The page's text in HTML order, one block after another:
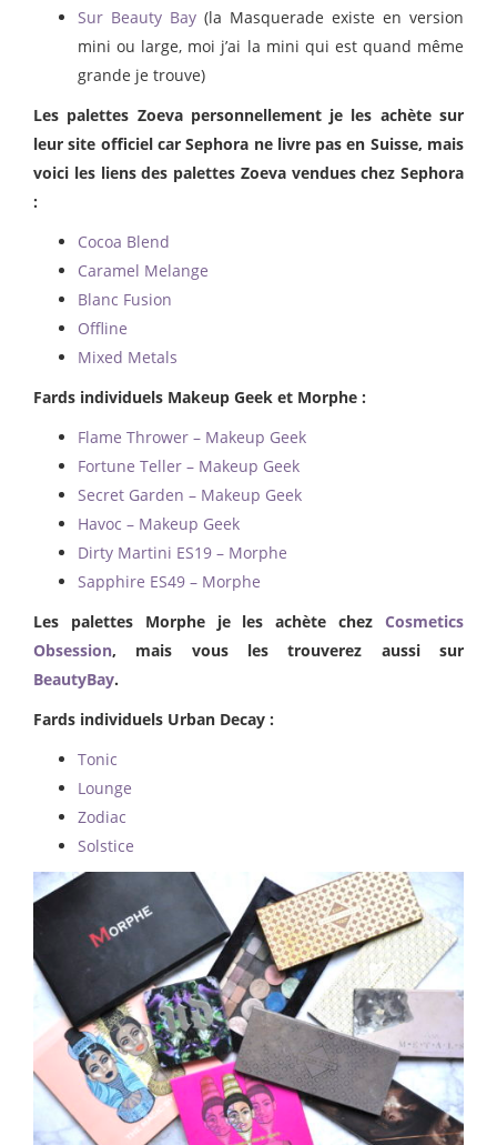
Sur Beauty Bay (la Masquerade existe en version
mini ou large, moi j’ai la mini qui est quand même
grande je trouve)
Les palettes Zoeva personnellement je les achète sur
leur site officiel car Sephora ne livre pas en Suisse, mais
voici les liens des palettes Zoeva vendues chez Sephora
:
Cocoa Blend
Caramel Melange
Blanc Fusion
Offline
Mixed Metals
Fards individuels Makeup Geek et Morphe :
Flame Thrower – Makeup Geek
Fortune Teller – Makeup Geek
Secret Garden – Makeup Geek
Havoc – Makeup Geek
Dirty Martini ES19 – Morphe
Sapphire ES49 – Morphe
Les palettes Morphe je les achète chez Cosmetics
Obsession, mais vous les trouverez aussi sur
BeautyBay.
Fards individuels Urban Decay :
Tonic
Lounge
Zodiac
Solstice